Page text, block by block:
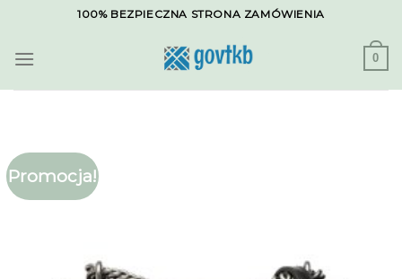
content
100% BEZPIECZNA STRONA ZAMÓWIENIA
0
Promocja!